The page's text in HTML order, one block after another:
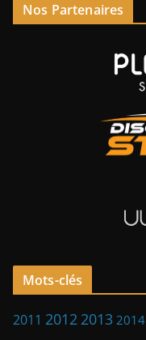
Nos Partenaires
Mots-clés
2011 2012 2013 2014